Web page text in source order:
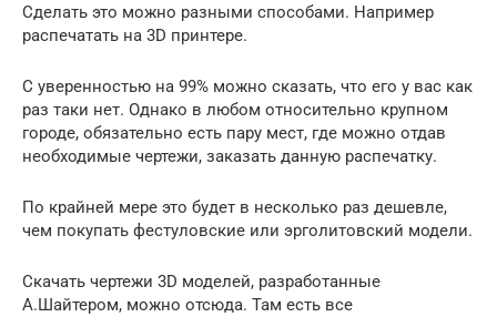
Сделать это можно разными способами. Например
распечатать на 3D принтере.
С уверенностью на 99% можно сказать, что его у вас как
раз таки нет. Однако в любом относительно крупном
городе, обязательно есть пару мест, где можно отдав
необходимые чертежи, заказать данную распечатку.
По крайней мере это будет в несколько раз дешевле,
чем покупать фестуловские или эрголитовский модели.
Скачать чертежи 3D моделей, разработанные
А.Шайтером, можно отсюда. Там есть все